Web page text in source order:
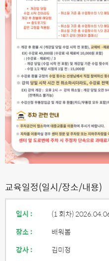
교육일정(일시/장소/내용)
일시 : (1 회차)
장소 :
배워봄
강사 :
김미정